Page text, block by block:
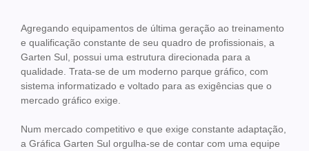
Agregando equipamentos de última geração ao treinamento
e qualificação constante de seu quadro de profissionais, a
Garten Sul, possui uma estrutura direcionada para a
qualidade. Trata-se de um moderno parque gráfico, com
sistema informatizado e voltado para as exigências que o
mercado gráfico exige.
Num mercado competitivo e que exige constante adaptação,
a Gráfica Garten Sul orgulha-se de contar com uma equipe